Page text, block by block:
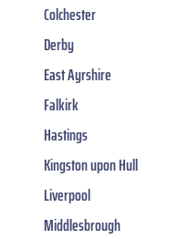
Colchester
Derby
East Ayrshire
Falkirk
Hastings
Kingston upon Hull
Liverpool
Middlesbrough